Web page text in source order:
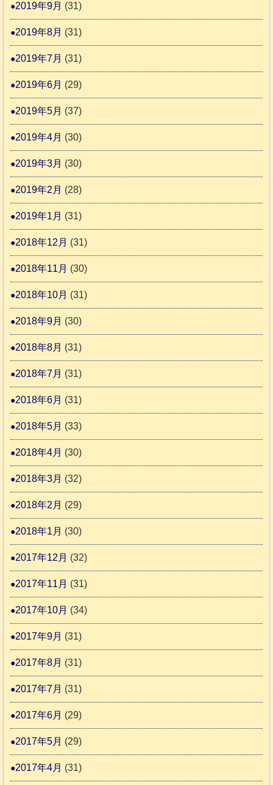
2019年9月 (31)
2019年8月 (31)
2019年7月 (31)
2019年6月 (29)
2019年5月 (37)
2019年4月 (30)
2019年3月 (30)
2019年2月 (28)
2019年1月 (31)
2018年12月 (31)
2018年11月 (30)
2018年10月 (31)
2018年9月 (30)
2018年8月 (31)
2018年7月 (31)
2018年6月 (31)
2018年5月 (33)
2018年4月 (30)
2018年3月 (32)
2018年2月 (29)
2018年1月 (30)
2017年12月 (32)
2017年11月 (31)
2017年10月 (34)
2017年9月 (31)
2017年8月 (31)
2017年7月 (31)
2017年6月 (29)
2017年5月 (29)
2017年4月 (31)